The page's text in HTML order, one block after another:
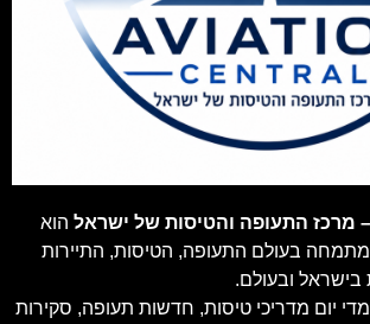
הוא
המתמחה בעולם התעופה, הטיסות, התיירות
בישראל ובעולם.
יום מדריכי טיסות, חדשות תעופה, סקירות